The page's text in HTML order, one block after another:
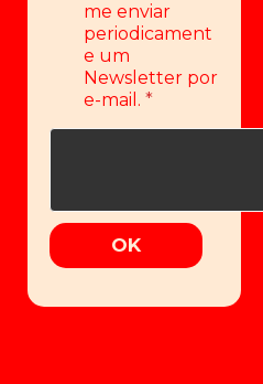
me enviar
periodicament
e um
Newsletter por
e-mail. *
OK